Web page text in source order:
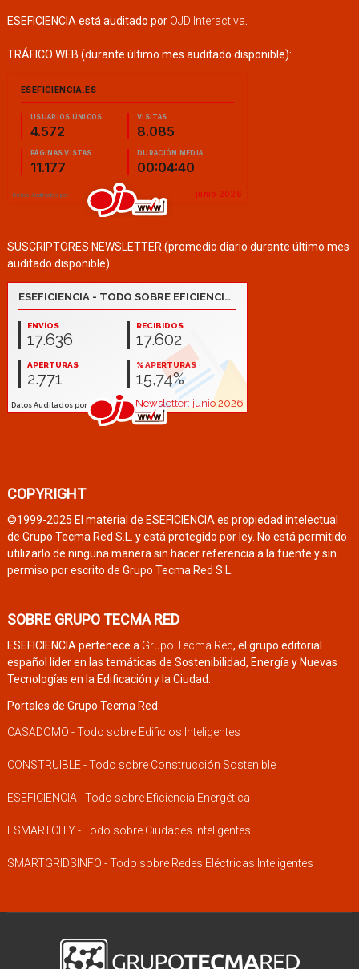
ESEFICIENCIA está auditado por OJD Interactiva
TRÁFICO WEB (durante último mes auditado disponible):
SUSCRIPTORES NEWSLETTER (promedio diario durante último mes
auditado disponible):
COPYRIGHT
©1999-2025 El material de ESEFICIENCIA es propiedad intelectual
de Grupo Tecma Red S.L. y está protegido por ley. No está permitido
utilizarlo de ninguna manera sin hacer referencia a la fuente y sin
permiso por escrito de Grupo Tecma Red S.L.
SOBRE GRUPO TECMA RED
ESEFICIENCIA pertenece a Grupo Tecma Red, el grupo editorial
español líder en las temáticas de Sostenibilidad, Energía y Nuevas
Tecnologías en la Edificación y la Ciudad.
Portales de Grupo Tecma Red:
CASADOMO - Todo sobre Edificios Inteligentes
CONSTRUIBLE - Todo sobre Construcción Sostenible
ESEFICIENCIA - Todo sobre Eficiencia Energética
ESMARTCITY - Todo sobre Ciudades Inteligentes
SMARTGRIDSINFO - Todo sobre Redes Eléctricas Inteligentes